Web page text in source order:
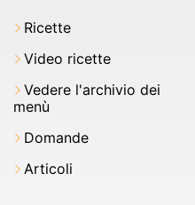
Ricette
Video ricette
Vedere l'archivio dei
menù
Domande
Articoli